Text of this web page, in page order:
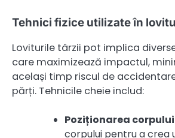
Tehnici fizice utilizate în
Loviturile târzii pot implica
care maximizează impactul,
același timp riscul de
părți. Tehnicile cheie includ:
Poziționarea
corpului pentru a crea